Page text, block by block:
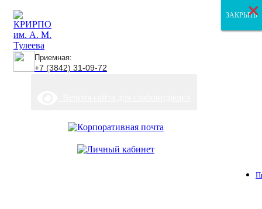
Приемная:
+7 (3842) 31-09-72
ЗАКРЫТЬ
ЗАКРЫТЬ
ЗАКРЫТЬ
×
×
×